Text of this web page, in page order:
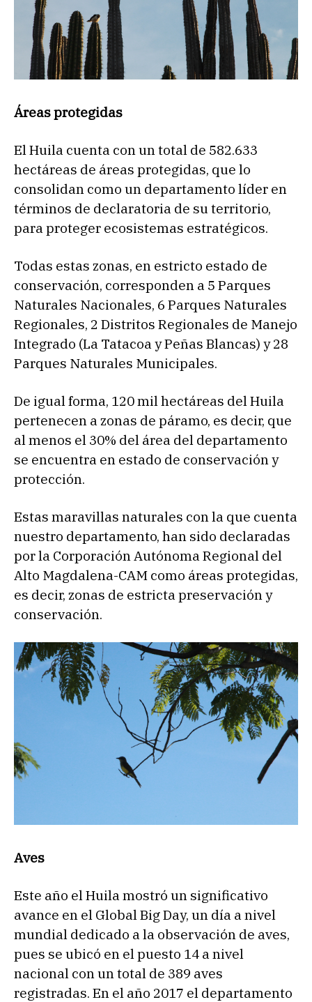
Áreas protegidas
El Huila cuenta con un total de 582.633
hectáreas de áreas protegidas, que lo
consolidan como un departamento líder en
términos de declaratoria de su territorio,
para proteger ecosistemas estratégicos.
Todas estas zonas, en estricto estado de
conservación, corresponden a 5 Parques
Naturales Nacionales, 6 Parques Naturales
Regionales, 2 Distritos Regionales de Manejo
Integrado (La Tatacoa y Peñas Blancas) y 28
Parques Naturales Municipales.
De igual forma, 120 mil hectáreas del Huila
pertenecen a zonas de páramo, es decir, que
al menos el 30% del área del departamento
se encuentra en estado de conservación y
protección.
Estas maravillas naturales con la que cuenta
nuestro departamento, han sido declaradas
por la Corporación Autónoma Regional del
Alto Magdalena-CAM como áreas protegidas,
es decir, zonas de estricta preservación y
conservación.
Aves
Este año el Huila mostró un significativo
avance en el Global Big Day, un día a nivel
mundial dedicado a la observación de aves,
pues se ubicó en el puesto 14 a nivel
nacional con un total de 389 aves
registradas. En el año 2017 el departamento